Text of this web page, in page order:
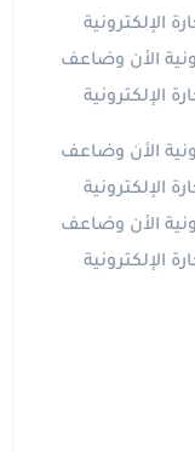
الإلكترونية
الأن وضاعف
الإلكترونية
الأن وضاعف
الإلكترونية
الأن وضاعف
الإلكترونية